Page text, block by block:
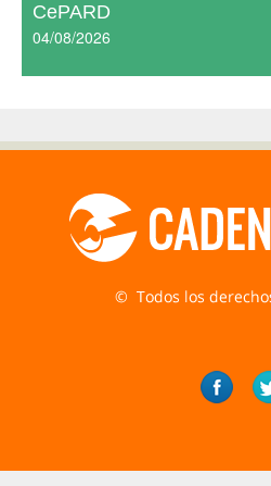
CePARD
04/08/2026